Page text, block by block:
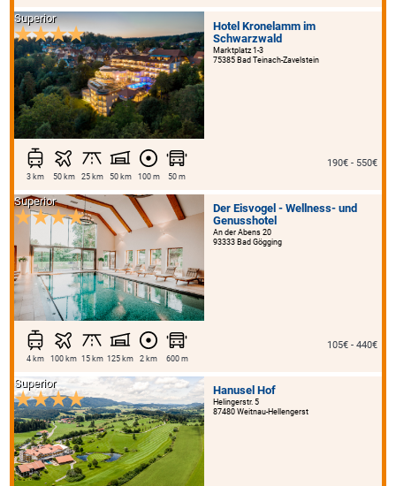
Hotel Kronelamm im
Schwarzwald
Marktplatz 1-3
75385 Bad Teinach-Zavelstein
Superior
3 km 50 km 25 km 50 km 100 m 50 m
190€ - 550€
Der Eisvogel - Wellness- und
Genusshotel
An der Abens 20
93333 Bad Gögging
Superior
4 km 100 km 15 km 125 km 2 km 600 m
105€ - 440€
Hanusel Hof
Helingerstr. 5
87480 Weitnau-Hellengerst
Superior